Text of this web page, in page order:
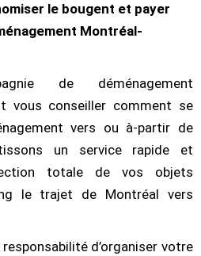
le bougent et payer
Montréal-
de déménagement
vous conseiller comment se
vers ou à-partir de
un service rapide et
totale de vos objets
le trajet de Montréal vers
d’organiser votre